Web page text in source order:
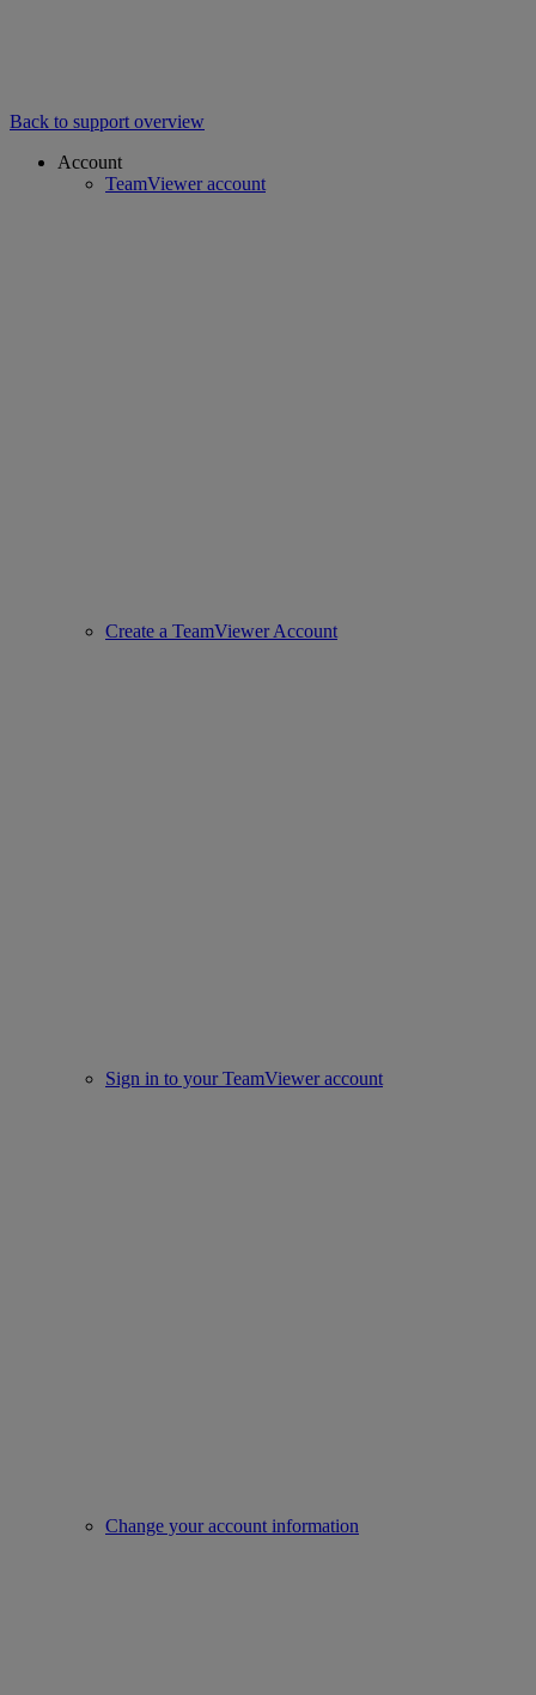
Back to support overview
Account
TeamViewer account
Create a TeamViewer Account
Sign in to your TeamViewer account
Change your account information